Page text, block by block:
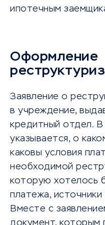
ипотечным
Оформление
Заявление о
в учреждение,
кредитный отдел. В
указывается, о
каковы условия
необходимой
которую хотелось
платежа,
Вместе с
документ, которым